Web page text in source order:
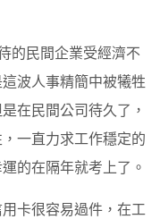
的民間企業受經濟不
波人事精簡中被犧牲
在民間公司待久了，
一直力求工作穩定的
的在隔年就考上了。
卡很容易過件，在工